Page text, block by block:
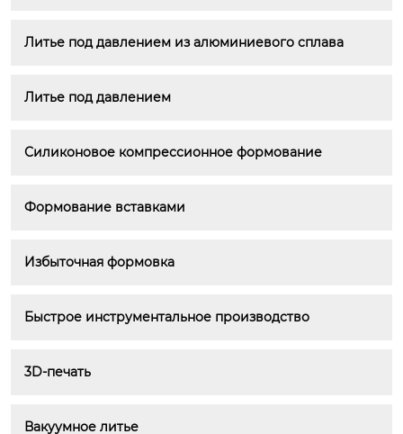
Литье под давлением из алюминиевого сплава
Литье под давлением
Силиконовое компрессионное формование
Формование вставками
Избыточная формовка
Быстрое инструментальное производство
3D-печать
Вакуумное литье